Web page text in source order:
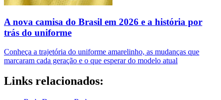
A nova camisa do Brasil em 2026 e a história por
trás do uniforme
Conheça a trajetória do uniforme amarelinho, as mudanças que
marcaram cada geração e o que esperar do modelo atual
Links relacionados: